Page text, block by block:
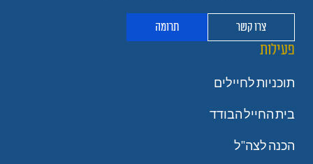
צרו קשר תרומה
פעילות
תוכניות לחיילים
בית החייל הבודד
הכנה לצה"ל